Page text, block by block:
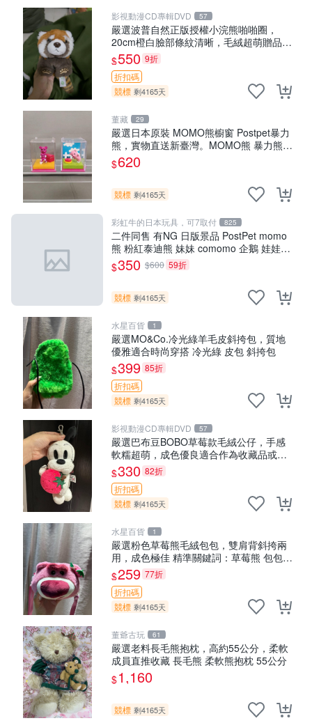
影視動漫CD專輯DVD 57
嚴選波普自然正版授權小浣熊啪啪圈，
20cm橙白臉部條紋清晰，毛絨超萌贈品推
薦。 小浣熊 波普 圈環
$550 9折
折扣碼
競標 剩4165天
董藏 29
嚴選日本原裝 MOMO熊櫥窗 Postpet暴力
熊，實物直送新臺灣。MOMO熊 暴力熊
熊貓櫥窗
$620
競標 剩4165天
彩虹牛的日本玩具，可7取付 825
二件同售 有NG 日版景品 PostPet momo
熊 粉紅泰迪熊 妹妹 comomo 企鵝 娃娃
布偶 手指頭 娃娃
$350 $600 59折
競標 剩4165天
水星百貨 1
嚴選MO&Co.冷光綠羊毛皮斜挎包，質地
優雅適合時尚穿搭 冷光綠 皮包 斜挎包
$399 85折
折扣碼
競標 剩4165天
影視動漫CD專輯DVD 57
嚴選巴布豆BOBO草莓款毛絨公仔，手感
軟糯超萌，成色優良適合作為收藏品或包
包配飾。可視頻確認詳情。 巴布豆 BOBO
草莓 毛絨公仔 收藏 包配飾
$330 82折
折扣碼
競標 剩4165天
水星百貨 1
嚴選粉色草莓熊毛絨包包，雙肩背斜挎兩
用，成色極佳 精準關鍵詞：草莓熊 包包
毛絨
$259 77折
折扣碼
競標 剩4165天
董爺古玩 61
嚴選老料長毛熊抱枕，高約55公分，柔軟
成員直推收藏 長毛熊 柔軟熊抱枕 55公分
$1,160
競標 剩4165天